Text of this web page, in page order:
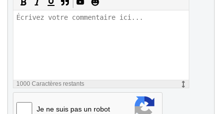
1000 Caractères restants
Je ne suis pas un robot